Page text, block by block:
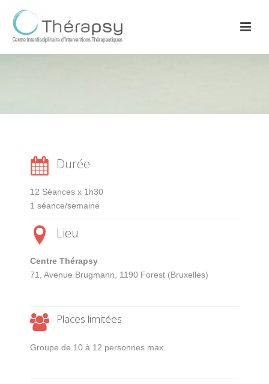
Durée
12 Séances x 1h30
1 séance/semaine
Lieu
Centre Thérapsy
71, Avenue Brugmann, 1190 Forest (Bruxelles)
Places limitées
Groupe de 10 à 12 personnes max.